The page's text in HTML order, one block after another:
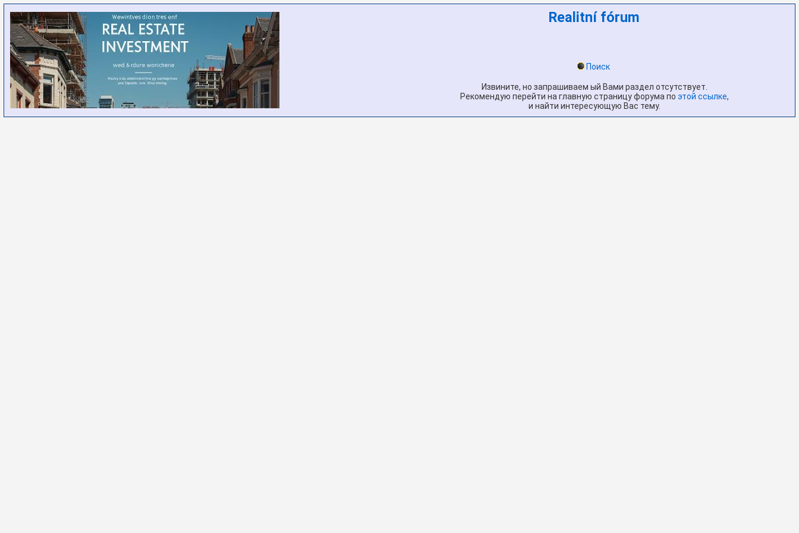
Realitní fórum
Поиск
Извините, но запрашиваем ый Вами раздел отсутствует.
Рекомендую перейти на главную страницу форума по этой ссылке,
и найти интересующую Вас тему.